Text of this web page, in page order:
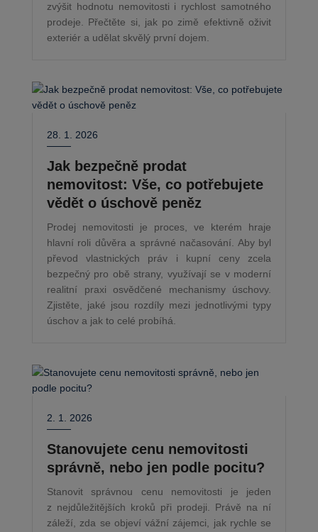
zvýšit hodnotu nemovitosti i rychlost samotného
prodeje. Přečtěte si, jak po zimě efektivně oživit
exteriér a udělat skvělý první dojem.
28. 1. 2026
Jak bezpečně prodat
nemovitost: Vše, co potřebujete
vědět o úschově peněz
Prodej nemovitosti je proces, ve kterém hraje
hlavní roli důvěra a správné načasování. Aby byl
převod vlastnických práv i kupní ceny zcela
bezpečný pro obě strany, využívají se v moderní
realitní praxi osvědčené mechanismy úschovy.
Zjistěte, jaké jsou rozdíly mezi jednotlivými typy
úschov a jak to celé probíhá.
2. 1. 2026
Stanovujete cenu nemovitosti
správně, nebo jen podle pocitu?
Stanovit správnou cenu nemovitosti je jeden
z nejdůležitějších kroků při prodeji. Právě na ní
záleží, zda se objeví vážní zájemci, jak rychle se